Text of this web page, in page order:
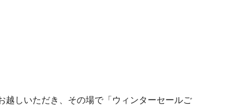
しいただき、その場で「ウィンターセールご